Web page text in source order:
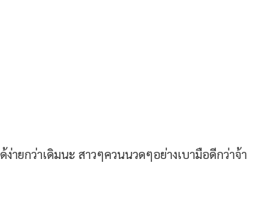
ายกว่าเดิมนะ สาวๆควนนวดๆอย่างเบามือดีกว่าจ้า